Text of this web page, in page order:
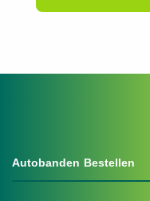
Autobanden Bestellen